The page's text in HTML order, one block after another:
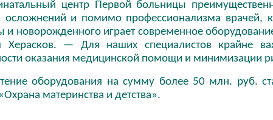
центр Первой больницы
осложнений и помимо профессионализма врачей,
новорожденного играет современное
Херасков. — Для наших специалистов крайне
оказания медицинской помощи и минимизации
оборудования на сумму более 50 млн. руб.
материнства и детства».